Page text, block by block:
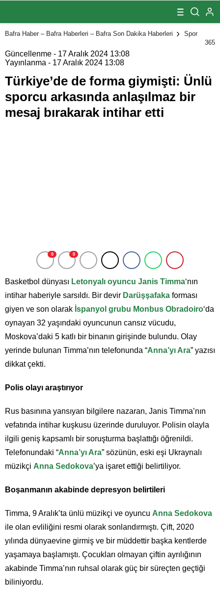
Ünlü sporcu
arkasında
anlaşılmaz bir
mesaj bırakarak
Bafra Haber – Bafra Haberleri – Bafra Son Dakika Haberleri
Spor
365
Güncellenme - 17 Aralık 2024 13:08
Yayınlanma - 17 Aralık 2024 13:08
Türkiye’de de forma giymişti: Ünlü
sporcu arkasında anlaşılmaz bir
mesaj bırakarak intihar etti
0 0
Basketbol dünyası Letonyalı oyuncu Janis Timma‘nın
intihar haberiyle sarsıldı. Bir devir Darüşşafaka forması
giyen ve son olarak İspanyol grubu Monbus Obradoiro‘da
oynayan 32 yaşındaki oyuncunun cansız vücudu,
Moskova’daki 5 katlı bir binanın girişinde bulundu. Olay
yerinde bulunan Timma’nın telefonunda “Anna’yı Ara” yazısı
dikkat çekti.
Polis olayı araştırıyor
Rus basınına yansıyan bilgilere nazaran, Janis Timma’nın
vefatında intihar kuşkusu üzerinde duruluyor. Polisin olayla
ilgili geniş kapsamlı bir soruşturma başlattığı öğrenildi.
Telefonundaki “Anna’yı Ara” sözünün, eski eşi Ukraynalı
müzikçi Anna Sedokova’ya işaret ettiği belirtiliyor.
Boşanmanın akabinde depresyon belirtileri
Timma, 9 Aralık’ta ünlü müzikçi ve oyuncu Anna Sedokova
ile olan evliliğini resmi olarak sonlandırmıştı. Çift, 2020
yılında dünyaevine girmiş ve bir müddettir başka kentlerde
yaşamaya başlamıştı. Çocukları olmayan çiftin ayrılığının
akabinde Timma’nın ruhsal olarak güç bir süreçten geçtiği
biliniyordu.